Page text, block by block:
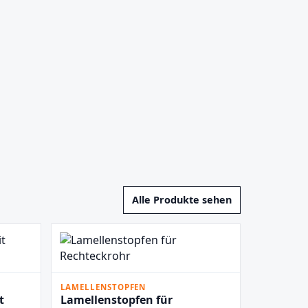
Alle Produkte sehen
LAMELLENSTOPFEN
Lamellenstopfen für